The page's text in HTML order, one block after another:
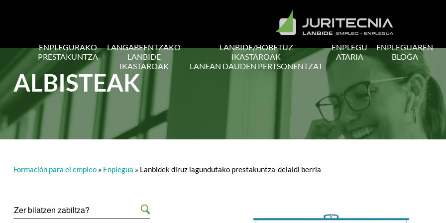
ENPLEGURAKO
PRESTAKUNTZA
LANGABEENTZAKO
LANBIDE
IKASTAROAK
LANBIDE/HOBETUZ
IKASTAROAK
LANEAN DAUDEN PERTSONENTZAT
ENPLEGU
ATARIA
ENPLEGUAREN
BLOGA
ALBISTEAK
Formación para el empleo» Enplegua » Lanbidek diruz lagundutako prestakuntza-deialdi berria